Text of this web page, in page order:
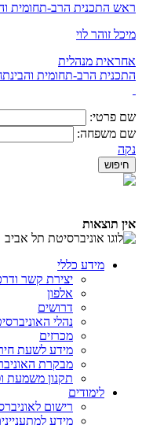
ראש התכנית הרב-תחומית
מיכל זוהר לוי
אחראית מנהלית
התכנית הרב-תחומית
שם פרטי:
שם משפחה:
נקה
אין תוצאות
מידע כללי
יצירת קשר
אלפון
דרושים
נהלי
מכרזים
מידע לשעת
מבקרת
תקנון משמעת
לימודים
רישום
מידע